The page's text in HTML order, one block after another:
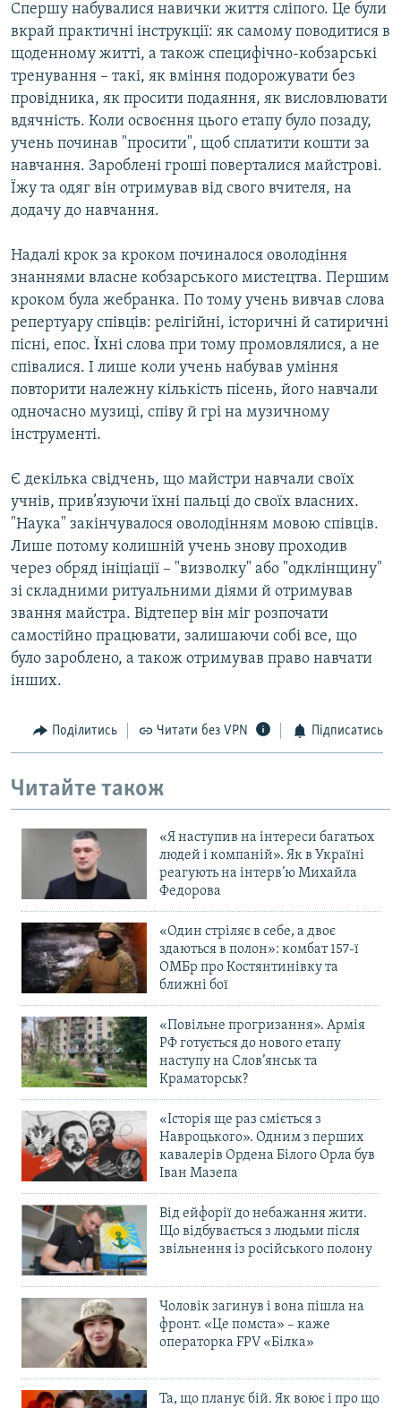
Спершу набувалися навички життя сліпого. Це були
вкрай практичні інструкції: як самому поводитися в
щоденному житті, а також специфічно-кобзарські
тренування – такі, як вміння подорожувати без
провідника, як просити подаяння, як висловлювати
вдячність. Коли освоєння цього етапу було позаду,
учень починав "просити", щоб сплатити кошти за
навчання. Зароблені гроші поверталися майстрові.
Їжу та одяг він отримував від свого вчителя, на
додачу до навчання.
Надалі крок за кроком починалося оволодіння
знаннями власне кобзарського мистецтва. Першим
кроком була жебранка. По тому учень вивчав слова
репертуару співців: релігійні, історичні й сатиричні
пісні, епос. Ïхні слова при тому промовлялися, а не
співалися. І лише коли учень набував уміння
повторити належну кількість пісень, його навчали
одночасно музиці, співу й грі на музичному
інструменті.
Є декілька свідчень, що майстри навчали своїх
учнів, прив’язуючи їхні пальці до своїх власних.
"Наука" закінчувалося оволодінням мовою співців.
Лише потому колишній учень знову проходив
через обряд ініціації – "визволку" або "одклінщину"
зі складними ритуальними діями й отримував
звання майстра. Відтепер він міг розпочати
самостійно працювати, залишаючи собі все, що
було зароблено, а також отримував право навчати
інших.
Поділитись Читати без VPN Підписатись
Читайте також
«Я наступив на інтереси багатьох
людей і компаній». Як в Україні
реагують на інтерв’ю Михайла
Федорова
«Один стріляє в себе, а двоє
здаються в полон»: комбат 157-ї
ОМБр про Костянтинівку та
ближні бої
«Повільне прогризання». Армія
РФ готується до нового етапу
наступу на Слов’янськ та
Краматорськ?
«Історія ще раз сміється з
Навроцького». Одним з перших
кавалерів Ордена Білого Орла був
Іван Мазепа
Від ейфорії до небажання жити.
Що відбувається з людьми після
звільнення із російського полону
Чоловік загинув і вона пішла на
фронт. «Це помста» – каже
операторка FPV «Білка»
Та, що планує бій. Як воює і про що